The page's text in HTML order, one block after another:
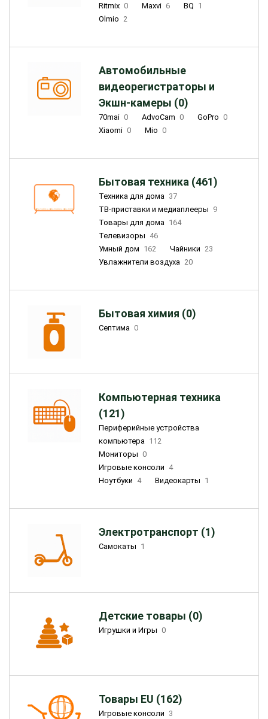
Ritmix 0 Maxvi 6 BQ 1
Olmio 2
Автомобильные
видеорегистраторы и
Экшн-камеры (0)
70mai 0 AdvoCam 0 GoPro 0
Xiaomi 0 Mio 0
Бытовая техника (461)
Техника для дома 37
ТВ-приставки и медиаплееры 9
Товары для дома 164
Телевизоры 46
Умный дом 162 Чайники 23
Увлажнители воздуха 20
Бытовая химия (0)
Септима 0
Компьютерная техника
(121)
Периферийные устройства
компьютера 112
Мониторы 0
Игровые консоли 4
Ноутбуки 4 Видеокарты 1
Электротранспорт (1)
Самокаты 1
Детские товары (0)
Игрушки и Игры 0
Товары EU (162)
Игровые консоли 3